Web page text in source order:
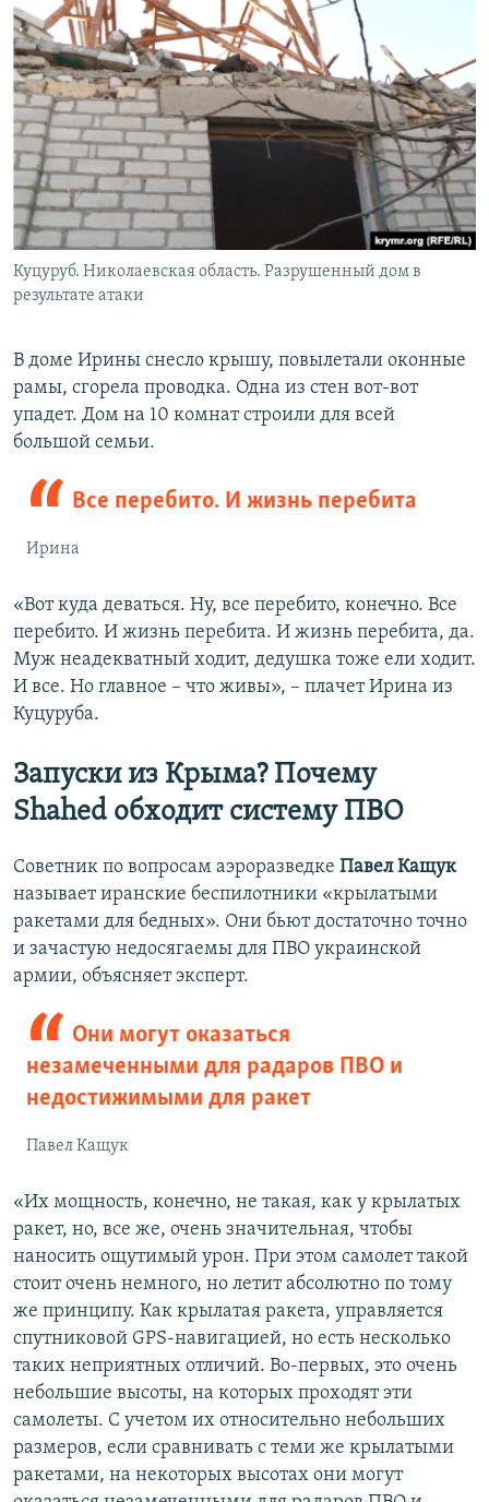
Куцуруб. Николаевская область. Разрушенный дом в
результате атаки
В доме Ирины снесло крышу, повылетали оконные
рамы, сгорела проводка. Одна из стен вот-вот
упадет. Дом на 10 комнат строили для всей
большой семьи.
Все перебито. И жизнь перебита
Ирина
«Вот куда деваться. Ну, все перебито, конечно. Все
перебито. И жизнь перебита. И жизнь перебита, да.
Муж неадекватный ходит, дедушка тоже ели ходит.
И все. Но главное – что живы», – плачет Ирина из
Куцуруба.
Запуски из Крыма? Почему
Shahed обходит систему ПВО
Советник по вопросам аэроразведке Павел Кащук
называет иранские беспилотники «крылатыми
ракетами для бедных». Они бьют достаточно точно
и зачастую недосягаемы для ПВО украинской
армии, объясняет эксперт.
Они могут оказаться
незамеченными для радаров ПВО и
недостижимыми для ракет
Павел Кащук
«Их мощность, конечно, не такая, как у крылатых
ракет, но, все же, очень значительная, чтобы
наносить ощутимый урон. При этом самолет такой
стоит очень немного, но летит абсолютно по тому
же принципу. Как крылатая ракета, управляется
спутниковой GPS-навигацией, но есть несколько
таких неприятных отличий. Во-первых, это очень
небольшие высоты, на которых проходят эти
самолеты. С учетом их относительно небольших
размеров, если сравнивать с теми же крылатыми
ракетами, на некоторых высотах они могут